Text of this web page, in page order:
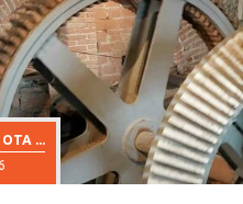
...